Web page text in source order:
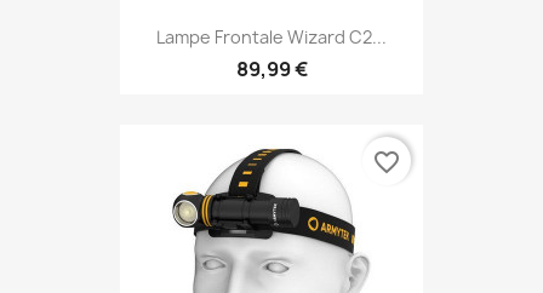
Lampe Frontale Wizard C2...
89,99 €
favorite_border